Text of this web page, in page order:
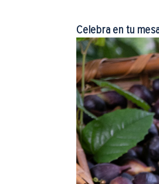
Celebra en tu